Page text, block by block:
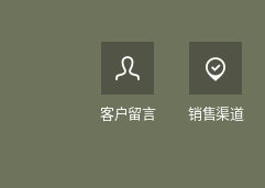
客户留言 销售渠道